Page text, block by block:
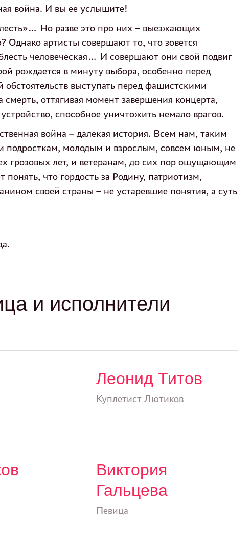
война. И вы ее услышите!
Но разве это про них – выезжающих
Однако артисты совершают то, что зовется
человеческая… И совершают они свой подвиг
рождается в минуту выбора, особенно перед
выступать перед фашистскими
оттягивая момент завершения концерта,
способное уничтожить немало врагов.
война – далекая история. Всем нам, таким
подросткам, молодым и взрослым, совсем юным, не
грозовых лет, и ветеранам, до сих пор ощущающим
понять, что гордость за Родину, патриотизм,
своей страны – не устаревшие понятия, а суть
и исполнители
Леонид Титов
Куплетист Лютиков
Виктория
Гальцева
Певица